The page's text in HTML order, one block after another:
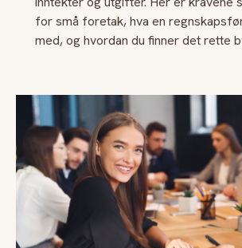
for små foretak, hva en
med, og hvordan du finner det rette